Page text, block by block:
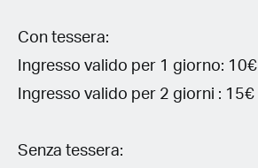
Con tessera:
Ingresso valido per 1 giorno: 10€
Ingresso valido per 2 giorni : 15€
Senza tessera: